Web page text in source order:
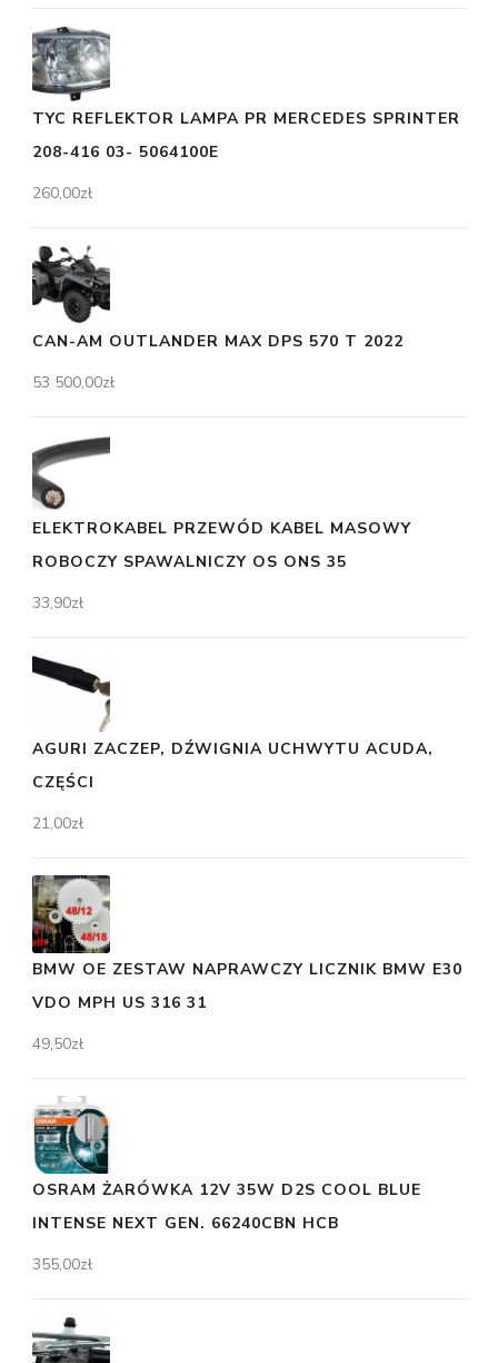
TYC REFLEKTOR LAMPA PR MERCEDES SPRINTER
208-416 03- 5064100E
260,00zł
CAN-AM OUTLANDER MAX DPS 570 T 2022
53 500,00zł
ELEKTROKABEL PRZEWÓD KABEL MASOWY
ROBOCZY SPAWALNICZY OS ONS 35
33,90zł
AGURI ZACZEP, DŹWIGNIA UCHWYTU ACUDA,
CZĘŚCI
21,00zł
BMW OE ZESTAW NAPRAWCZY LICZNIK BMW E30
VDO MPH US 316 31
49,50zł
OSRAM ŻARÓWKA 12V 35W D2S COOL BLUE
INTENSE NEXT GEN. 66240CBN HCB
355,00zł